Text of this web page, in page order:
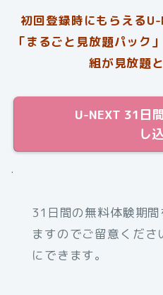
初回登録時にもらえる
「まるごと見放題パック
組が見放題
U-NEXT 31日
し
.
31日間の無料体験期
ますのでご留意くだ
にできます。